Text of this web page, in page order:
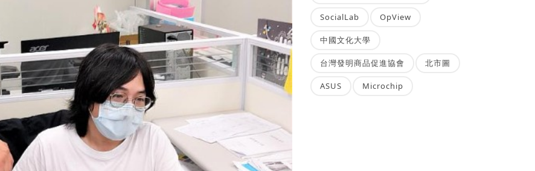
SocialLab OpView
中國文化大學
台灣發明商品促進協會 北市圖
ASUS Microchip